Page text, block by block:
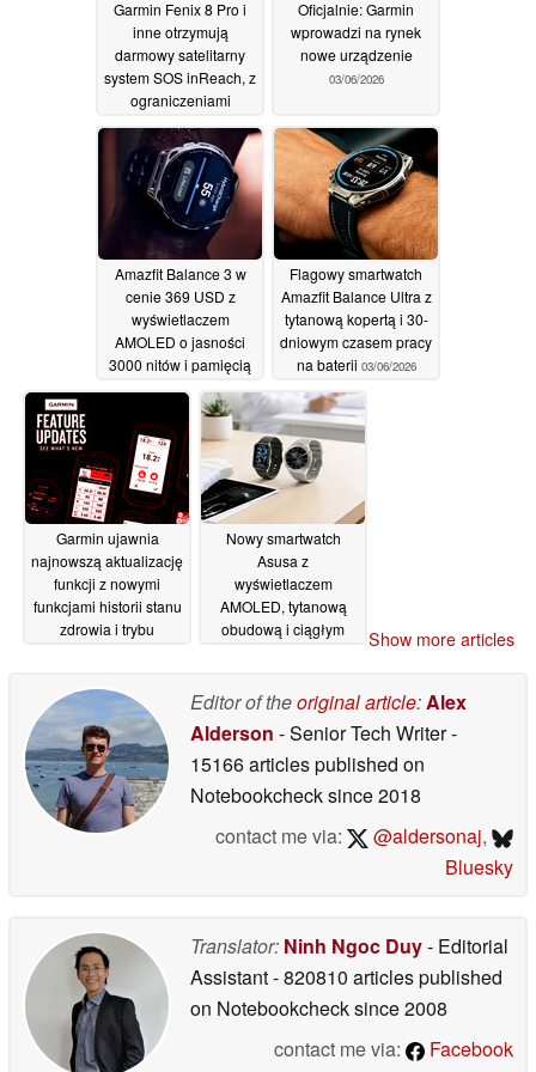
Garmin Fenix 8 Pro i
inne otrzymują
darmowy satelitarny
system SOS inReach, z
ograniczeniami
03/06/2026
Oficjalnie: Garmin
wprowadzi na rynek
nowe urządzenie
03/06/2026
Amazfit Balance 3 w
cenie 369 USD z
wyświetlaczem
AMOLED o jasności
3000 nitów i pamięcią
03/06/2026
Flagowy smartwatch
Amazfit Balance Ultra z
tytanową kopertą i 30-
dniowym czasem pracy
na baterii 03/06/2026
Garmin ujawnia
najnowszą aktualizację
funkcji z nowymi
funkcjami historii stanu
zdrowia i trybu
Nowy smartwatch
Asusa z
wyświetlaczem
AMOLED, tytanową
obudową i ciągłym
wprowadzony na rynek
Show more articles
Editor of theoriginal article:Alex
Alderson - Senior Tech Writer-
15166 articles published on
Notebookchecksince 2018
contact me via:
@aldersonaj,
Bluesky
Translator: Ninh Ngoc Duy- Editorial
Assistant- 820810 articles published
on Notebookchecksince 2008
contact me via:
Facebook